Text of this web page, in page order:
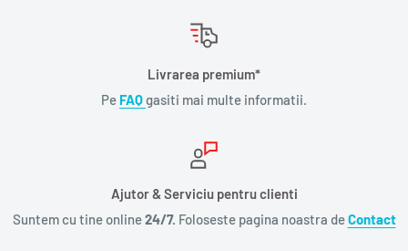
Livrarea premium*
Pe FAQgasiti mai multe informatii.
Ajutor & Serviciu pentru clienti
Suntem cu tine online24/7. Foloseste pagina noastra deContact